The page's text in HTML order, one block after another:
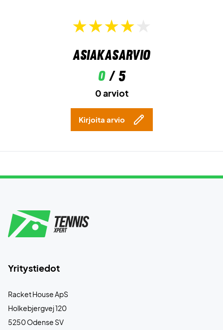
Asiakasarvio
0/ 5
0 arviot
Kirjoita arvio
Yritystiedot
Racket House ApS
Holkebjergvej 120
5250 Odense SV